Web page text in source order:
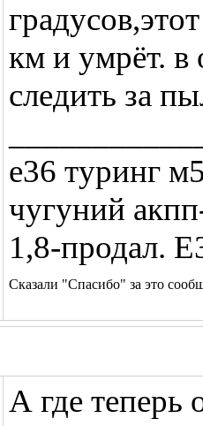
км и умрёт. в
следить за
е36 туринг
чугуний
1,8-продал.
Сказали "Спасибо" за это
А где теперь